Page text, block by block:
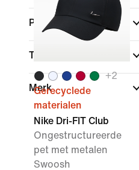
Pasvorm
Technologie
Merk
+2
Gerecyclede
materialen
Nike Dri-FIT Club
Ongestructureerde
pet met metalen
Swoosh